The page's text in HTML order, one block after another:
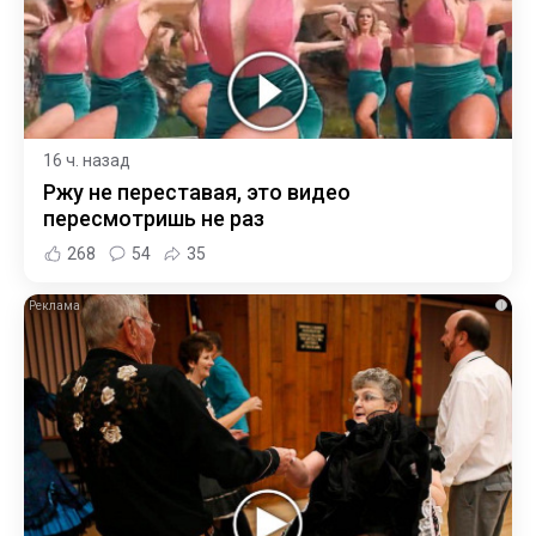
16 ч. назад
Ржу не переставая, это видео
пересмотришь не раз
268 54 35
i